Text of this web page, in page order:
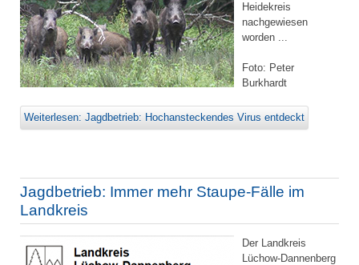
Heidekreis
nachgewiesen
worden ...
Foto: Peter
Burkhardt
Weiterlesen: Jagdbetrieb: Hochansteckendes Virus entdeckt
Jagdbetrieb: Immer mehr Staupe-Fälle im
Landkreis
Der Landkreis
Lüchow-Dannenberg